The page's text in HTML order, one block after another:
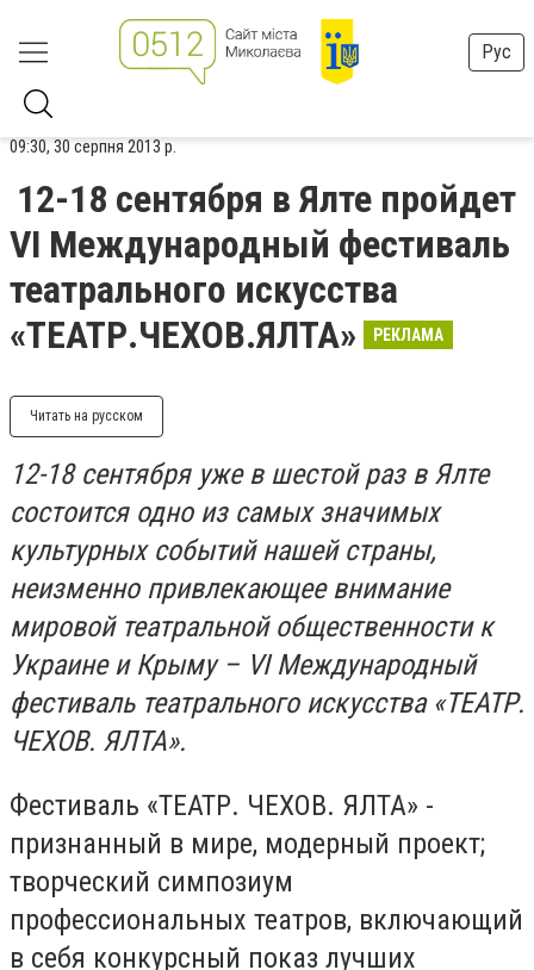
Рус
09:30, 30 серпня 2013 р.
12-18 сентября в Ялте пройдет
VI Международный фестиваль
театрального искусства
«ТЕАТР.ЧЕХОВ.ЯЛТА»
РЕКЛАМА
Читать на русском
12-18 сентября уже в шестой раз в Ялте
состоится одно из самых значимых
культурных событий нашей страны,
неизменно привлекающее внимание
мировой театральной общественности к
Украине и Крыму – VI Международный
фестиваль театрального искусства «ТЕАТР.
ЧЕХОВ. ЯЛТА».
Фестиваль «ТЕАТР. ЧЕХОВ. ЯЛТА» -
признанный в мире, модерный проект;
творческий симпозиум
профессиональных театров, включающий
в себя конкурсный показ лучших